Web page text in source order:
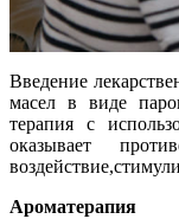
Введение
масел в виде
терапия с
оказывает
Ароматерапия